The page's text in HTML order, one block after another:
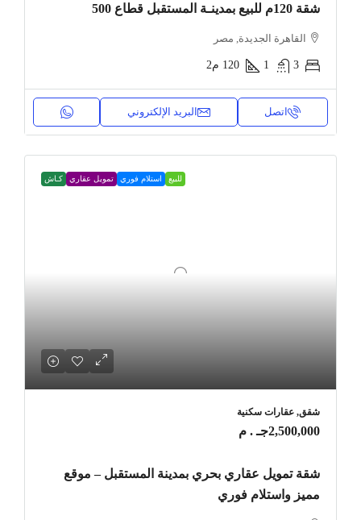
شقة 120م للبيع بمدينـة المستقبل قطاع 500
القاهرة الجديدة, مصر
3
1
120 م2
اتصل البريد الإلكتروني
للبيع استلام فوري تمويل عقاري كـاش
شقق, عقارات سكنية
2,500,000جـ . م
شقة تمويل عقاري بحري بمدينة المستقبل – موقع
مميز واستلام فوري